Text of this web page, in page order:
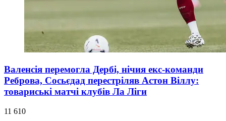
Валенсія перемогла Дербі, нічия екс-команди
Реброва, Сосьєдад перестріляв Астон Віллу:
товариські матчі клубів Ла Ліги
11 610